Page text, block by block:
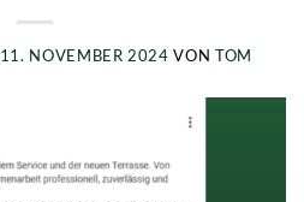
11. NOVEMBER 2024 VON TOM